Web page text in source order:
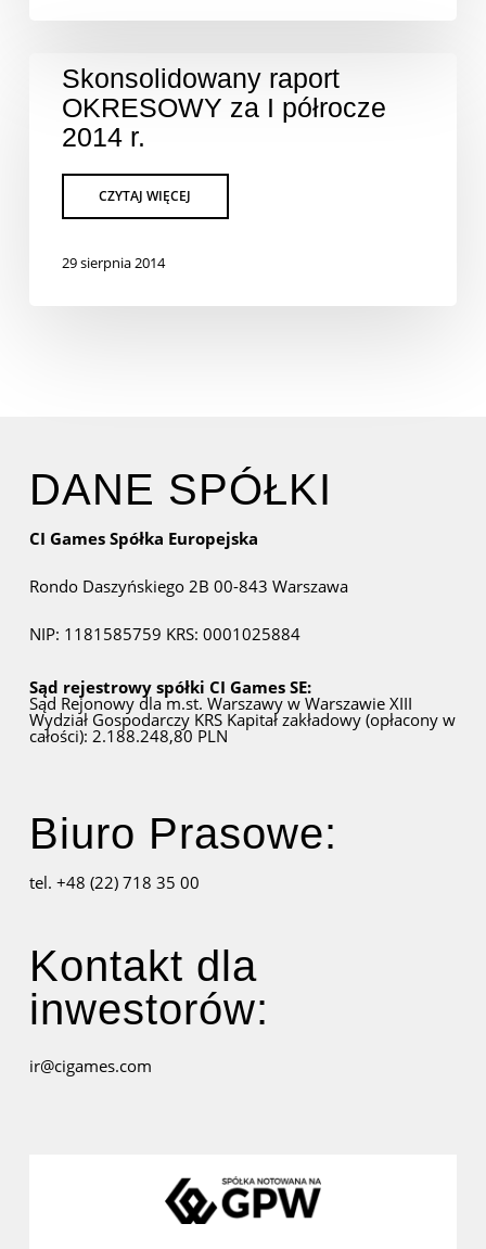
Skonsolidowany raport
OKRESOWY za I półrocze
2014 r.
29 sierpnia 2014
DANE SPÓŁKI
CI Games Spółka Europejska
Rondo Daszyńskiego 2B 00-843 Warszawa
NIP: 1181585759 KRS: 0001025884
Sąd rejestrowy spółki CI Games SE:
Sąd Rejonowy dla m.st. Warszawy w WarszawieXIII
Wydział Gospodarczy KRSKapitał zakładowy (opłacony w
całości): 2.188.248,80 PLN
Biuro Prasowe:
tel. +48 (22) 718 35 00
Kontakt dla
inwestorów:
ir@cigames.com